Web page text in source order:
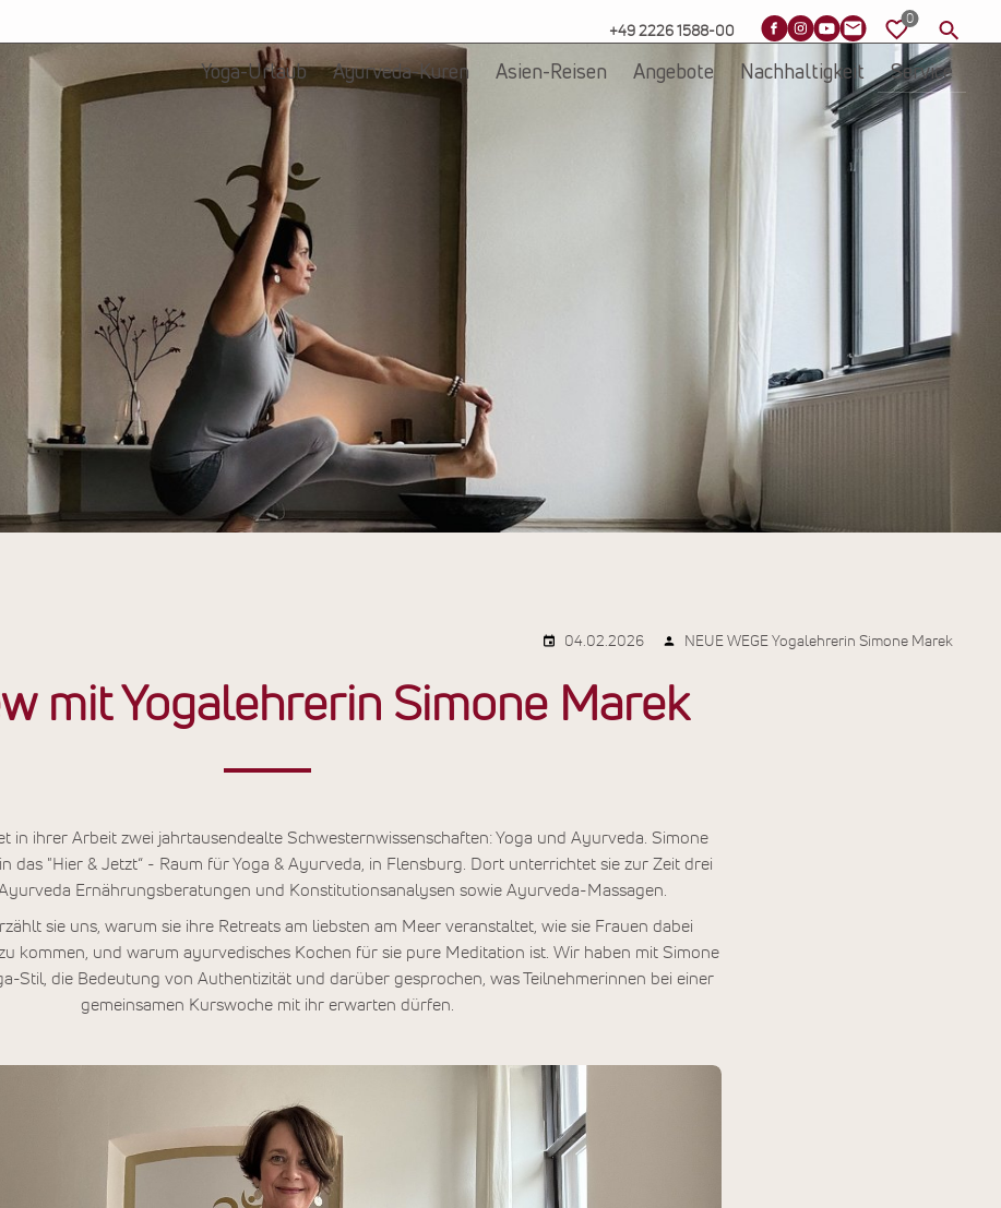
+49 2226 1588-00
Yoga-Urlaub Ayurveda-Kuren Asien-Reisen Angebote Nachhaltigkeit Service
04.02.2026 NEUE WEGE Yogalehrerin Simone Marek
mit Yogalehrerin Simone Marek
in ihrer Arbeit zwei jahrtausendealte Schwesternwissenschaften: Yoga und Ayurveda. Simone
das "Hier & Jetzt“ - Raum für Yoga & Ayurveda, in Flensburg. Dort unterrichtet sie zur Zeit drei
Ernährungsberatungen und Konstitutionsanalysen sowie Ayurveda-Massagen.
sie uns, warum sie ihre Retreats am liebsten am Meer veranstaltet, wie sie Frauen dabei
kommen, und warum ayurvedisches Kochen für sie pure Meditation ist. Wir haben mit Simone
Stil, die Bedeutung von Authentizität und darüber gesprochen, was Teilnehmerinnen bei einer
gemeinsamen Kurswoche mit ihr erwarten dürfen.